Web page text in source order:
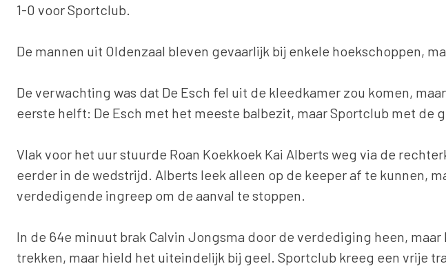
1-0 voor Sportclub.
De mannen uit Oldenzaal bleven gevaarlijk bij enkele hoekschoppen,
De verwachting was dat De Esch fel uit de kleedkamer zou komen,
eerste helft: De Esch met het meeste balbezit, maar Sportclub met de
Vlak voor het uur stuurde Roan Koekkoek Kai Alberts weg via de
eerder in de wedstrijd. Alberts leek alleen op de keeper af te kunnen,
verdedigende ingreep om de aanval te stoppen.
In de 64e minuut brak Calvin Jongsma door de verdediging heen,
trekken, maar hield het uiteindelijk bij geel. Sportclub kreeg een vrije